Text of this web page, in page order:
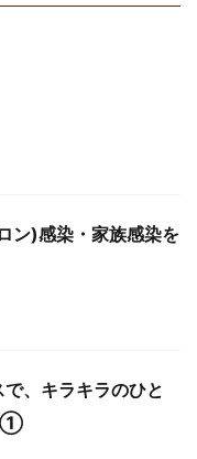
ン)感染・家族感染を
、キラキラのひと